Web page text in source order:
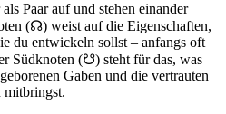
Paar auf und stehen einander
(☊) weist auf die Eigenschaften,
du entwickeln sollst – anfangs oft
Südknoten (☋) steht für das, was
Gaben und die vertrauten
mitbringst.